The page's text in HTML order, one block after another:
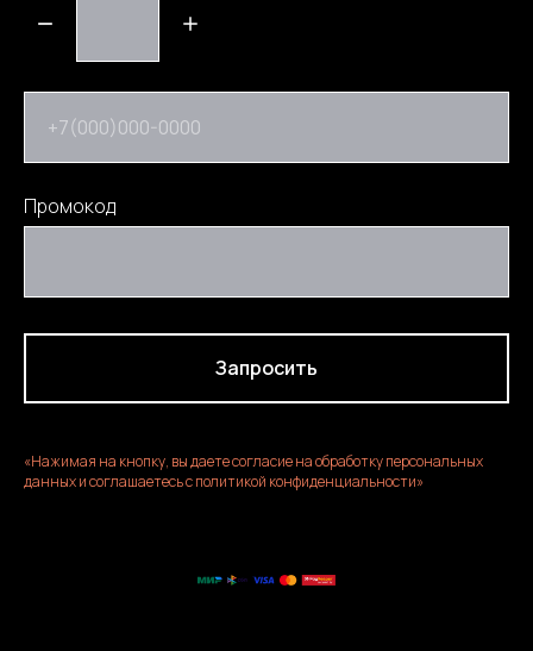
+7(000)000-0000
Промокод
Запросить
«Нажимая на кнопку, вы даете согласие на обработку персональных
данных и соглашаетесь c политикой конфиденциальности»